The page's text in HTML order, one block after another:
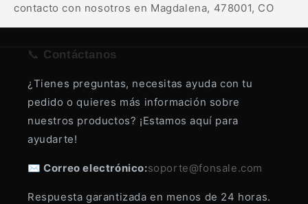
contacto con nosotros en Magdalena, 478001, CO
📞 Contáctanos
¿Tienes preguntas, necesitas ayuda con tu
pedido o quieres más información sobre
nuestros productos? ¡Estamos aquí para
ayudarte!
✉️ Correo electrónico:soporte@fonsale.com
Respuesta garantizada en menos de 24 horas.